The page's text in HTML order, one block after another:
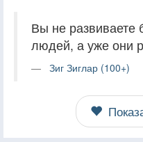
Вы не развиваете
людей, а уже они
Зиг Зиглар (100+)